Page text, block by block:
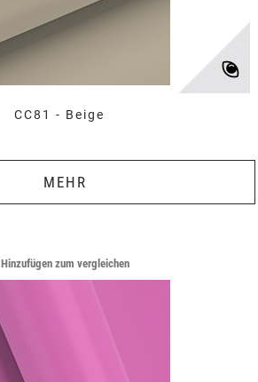
CC81 - Beige
MEHR
Hinzufügen zum vergleichen